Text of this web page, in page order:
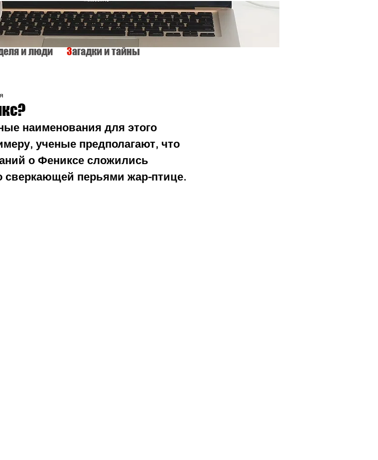
и людиЗагадки и тайны
наименования для этого
ученые предполагают, что
о Фениксе сложились
сверкающей перьями жар-птице.